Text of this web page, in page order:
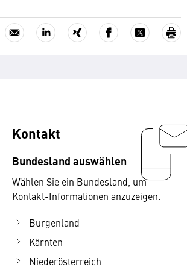
Kontakt
Bundesland auswählen
Wählen Sie ein Bundesland, um
Kontakt-Informationen anzuzeigen.
Burgenland
Kärnten
Niederösterreich